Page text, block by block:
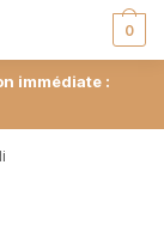
0
immédiate :